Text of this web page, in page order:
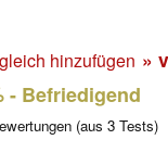
hinzufügen »
- Befriedigend
(aus 3 Tests)